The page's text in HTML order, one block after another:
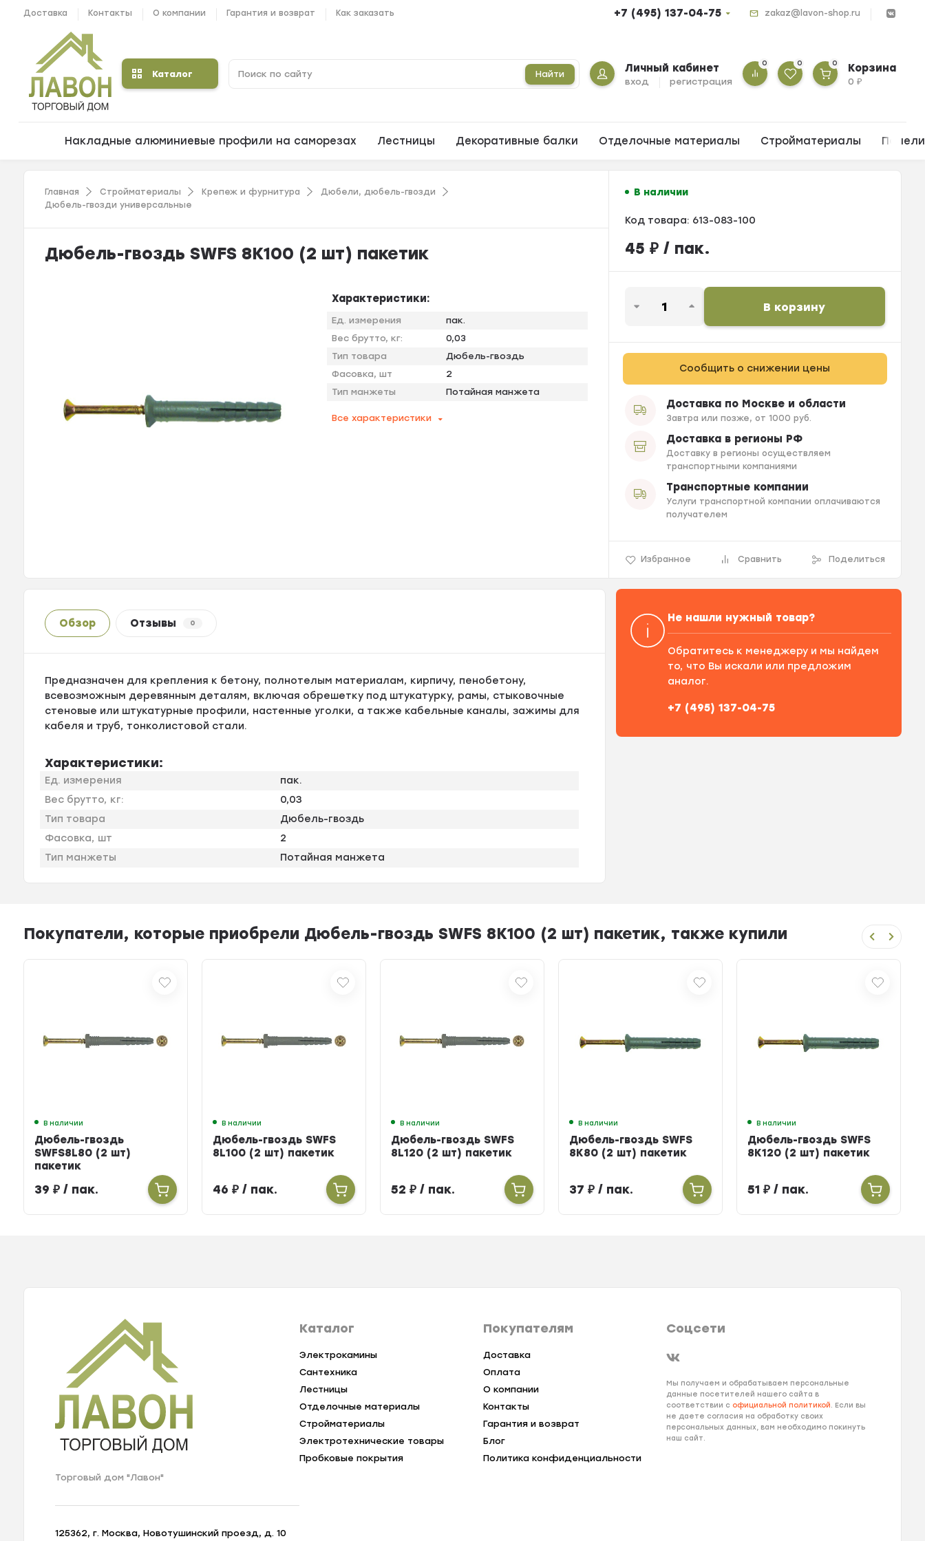
Доставка Контакты О компании Гарантия и возврат Как заказать +7 (495) 137-04-75 zakaz@lavon-shop.ru
Каталог Найти Личный кабинет
вход регистрация
0 0 0 Корзина
0₽
Накладные алюминиевые профили на саморезах Лестницы Декоративные балки Отделочные материалы Стройматериалы
Главная Стройматериалы Крепеж и фурнитура
Дюбели, дюбель-гвозди
Дюбель-гвозди универсальные
Дюбель-гвоздь SWFS 8K100 (2 шт) пакетик
Характеристики:
Ед. измерения
пак.
Вес брутто, кг:
0,03
Тип товара
Дюбель-гвоздь
Фасовка, шт
2
Тип манжеты
Потайная манжета
Все характеристики
В наличии
Код товара: 613-083-100
45 ₽/ пак.
В корзину
Сообщить о снижении цены
Доставка по Москве и области
Завтра или позже, от 1000 руб.
Доставка в регионы РФ
Доставку в регионы осуществляем
транспортными компаниями
Транспортные компании
Услуги транспортной компании оплачиваются
получателем
Избранное Сравнить Поделиться
Обзор Отзывы 0
Предназначен для крепления к бетону, полнотелым материалам, кирпичу, пенобетону,
всевозможным деревянным деталям, включая обрешетку под штукатурку, рамы, стыковочные
стеновые или штукатурные профили, настенные уголки, а также кабельные каналы, зажимы для
кабеля и труб, тонколистовой стали.
Характеристики:
Ед. измерения
пак.
Вес брутто, кг:
0,03
Тип товара
Дюбель-гвоздь
Фасовка, шт
2
Тип манжеты
Потайная манжета
Не нашли нужный товар?
Обратитесь к менеджеру и мы найдем
то, что Вы искали или предложим
аналог.
+7 (495) 137-04-75
Покупатели, которые приобрели Дюбель-гвоздь SWFS 8K100 (2 шт) пакетик, также купили
В наличии
Дюбель-гвоздь
SWFS8L80 (2 шт)
пакетик
39₽ / пак.
В наличии
Дюбель-гвоздь SWFS
8L100 (2 шт) пакетик
46₽ / пак.
В наличии
Дюбель-гвоздь SWFS
8L120 (2 шт) пакетик
52₽ / пак.
В наличии
Дюбель-гвоздь SWFS
8K80 (2 шт) пакетик
37₽ / пак.
В наличии
Дюбель-гвоздь SWFS
8K120 (2 шт) пакетик
51₽ / пак.
Торговый дом "Лавон"
125362, г. Москва, Новотушинский проезд, д. 10
Каталог
Электрокамины
Сантехника
Лестницы
Отделочные материалы
Стройматериалы
Электротехнические товары
Пробковые покрытия
Покупателям
Доставка
Оплата
О компании
Контакты
Гарантия и возврат
Блог
Политика конфиденциальности
Соцсети
Мы получаем и обрабатываем персональные
данные посетителей нашего сайта в
соответствии с официальной политикой. Если вы
не даете согласия на обработку своих
персональных данных, вам необходимо покинуть
наш сайт.